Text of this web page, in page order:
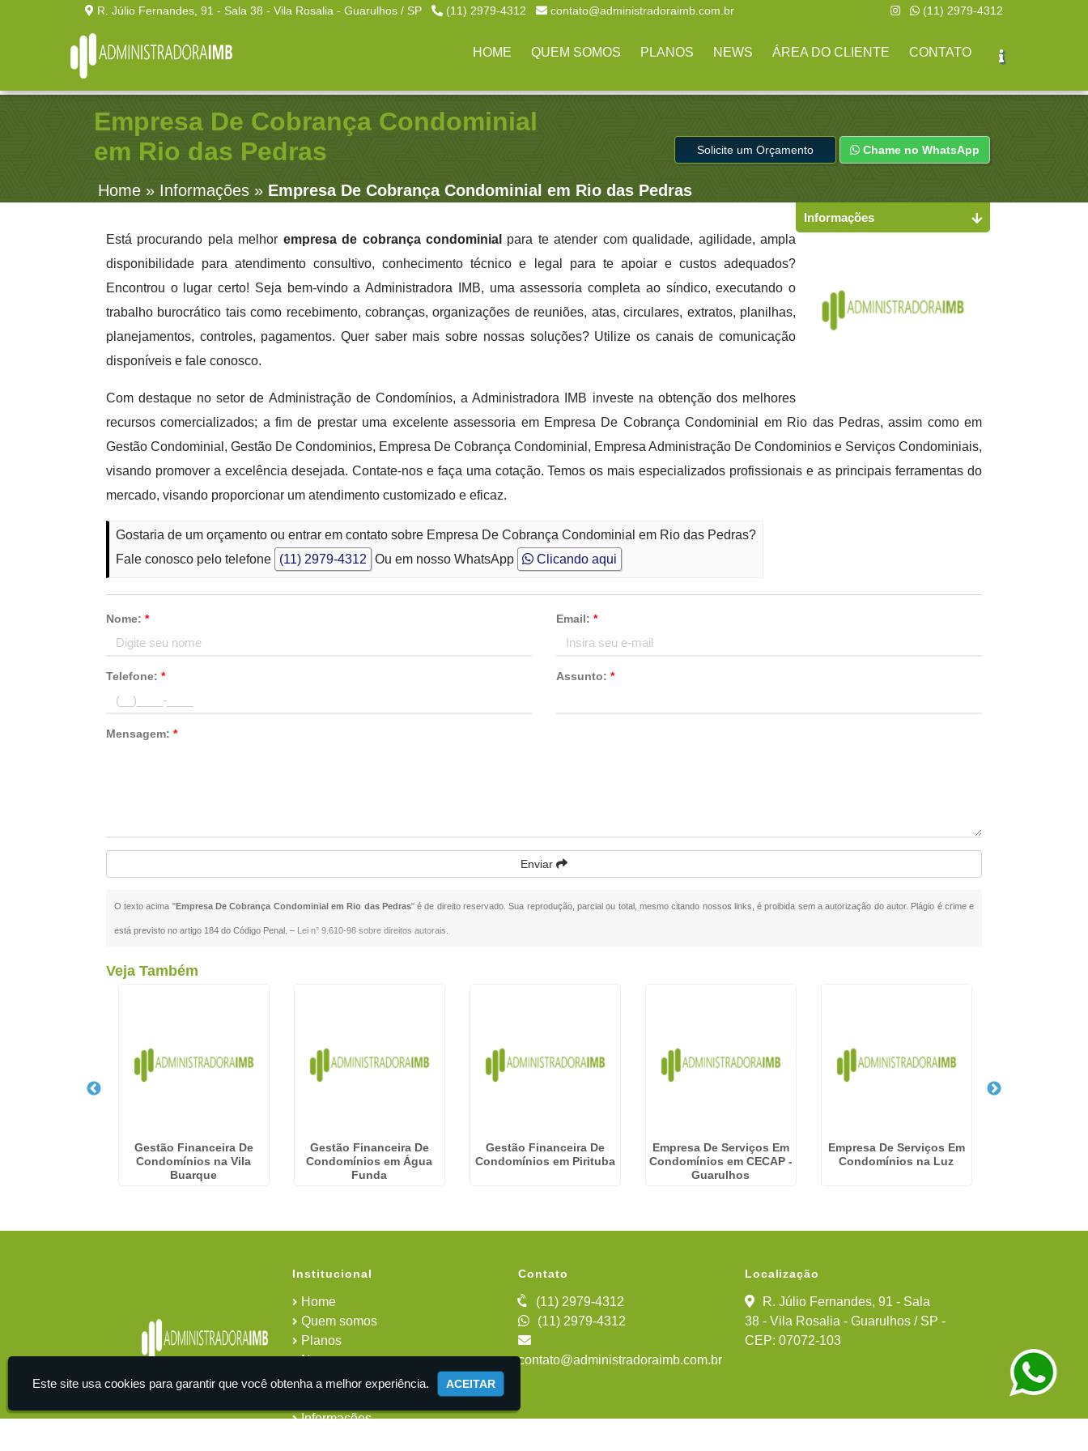
R. Júlio Fernandes, 91 - Sala 38 - Vila Rosalia - Guarulhos / SP (11) 2979-4312 contato@administradoraimb.com.br (11) 2979-4312
HOME QUEM SOMOS PLANOS NEWS ÁREA DO CLIENTE CONTATO
Empresa De Cobrança Condominial
em Rio das Pedras
Home» Informações » Empresa De Cobrança Condominial em Rio das Pedras
Solicite um Orçamento Chame no WhatsApp
Está procurando pela melhor empresa de cobrança condominial
para te atender com qualidade, agilidade, ampla
disponibilidade para atendimento consultivo, conhecimento técnico e legal para te apoiar e custos adequados?
Encontrou o lugar certo! Seja bem-vindo a Administradora IMB, uma assessoria completa ao síndico, executando o
trabalho burocrático tais como recebimento, cobranças, organizações de reuniões, atas, circulares, extratos, planilhas,
planejamentos, controles, pagamentos. Quer saber mais sobre nossas soluções? Utilize os canais de comunicação
disponíveis e fale conosco.
Com destaque no setor de Administração de Condomínios, a Administradora IMB investe na obtenção dos melhores
recursos comercializados; a fim de prestar uma excelente assessoria em Empresa De Cobrança Condominial em Rio das Pedras, assim como em
Gestão Condominial, Gestão De Condominios, Empresa De Cobrança Condominial, Empresa Administração De Condominios e Serviços Condominiais,
visando promover a excelência desejada. Contate-nos e faça uma cotação. Temos os mais especializados profissionais e as principais ferramentas do
mercado, visando proporcionar um atendimento customizado e eficaz.
Gostaria de um orçamento ou entrar em contato sobre Empresa De Cobrança Condominial em Rio das Pedras?
Fale conosco pelo telefone
(11) 2979-4312 Ou em nosso WhatsApp Clicando aqui
Nome: * Email: *
Telefone: * Assunto: *
Mensagem: *
Enviar
O texto acima "Empresa De Cobrança Condominial em Rio das Pedras" é de direito reservado. Sua reprodução, parcial ou total, mesmo citando nossos links, é proibida sem a autorização do autor. Plágio é crime e
está previsto no artigo 184 do Código Penal. – Lei n° 9.610-98 sobre direitos autorais
Informações
Veja Também
Gestão Financeira De
Condomínios na Vila
Buarque
Gestão Financeira De
Condomínios em Água
Funda
Gestão Financeira De
Condomínios em Pirituba
Empresa De Serviços Em
Condomínios em CECAP -
Guarulhos
Empresa De Serviços Em
Condomínios na Luz
Institucional
Home
Quem somos
Planos
News
Área do cliente
Informações
Contato
(11) 2979-4312
(11) 2979-4312
contato@administradoraimb.com.br
Localização
R. Júlio Fernandes, 91 - Sala
38 - Vila Rosalia - Guarulhos / SP -
CEP: 07072-103
Este site usa cookies para garantir que você obtenha a melhor experiência. ACEITAR